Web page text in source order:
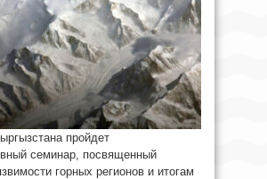
пройдет
семинар, посвященный
горных регионов и итогам